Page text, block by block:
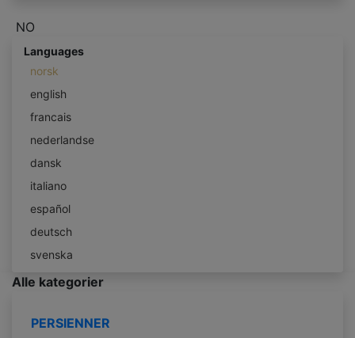
NO
Languages
norsk
english
francais
nederlandse
dansk
italiano
español
deutsch
svenska
Alle kategorier
PERSIENNER